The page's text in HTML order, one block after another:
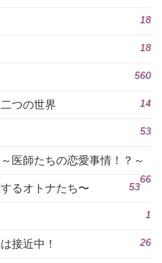
18
18
560
つの世界 14
53
医師たちの恋愛事情！？～
66
るオトナたち〜 53
1
接近中！ 26